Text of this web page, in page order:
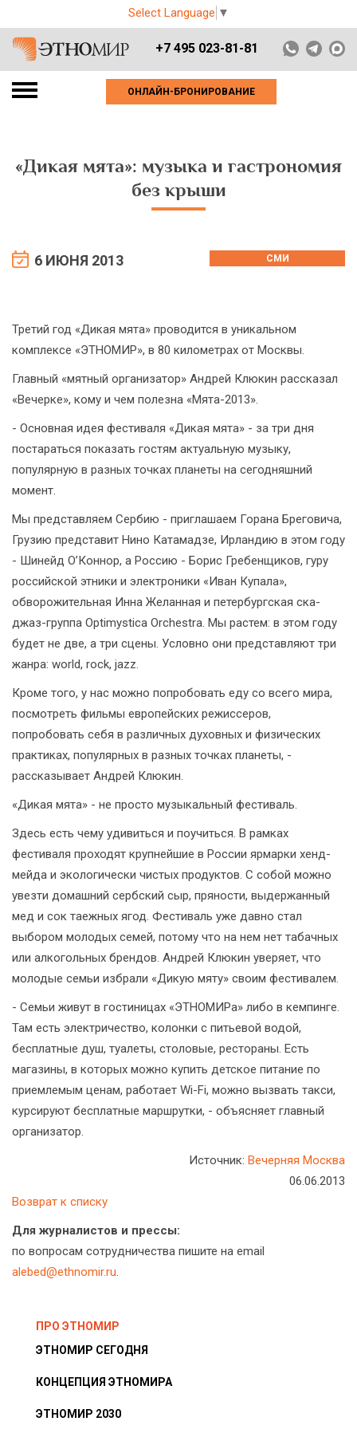
Select Language ▼
+7 495 023-81-81
ОНЛАЙН-БРОНИРОВАНИЕ
«Дикая мята»: музыка и гастрономия
без крыши
6 ИЮНЯ 2013 СМИ
Третий год «Дикая мята» проводится в уникальном
комплексе «ЭТНОМИР», в 80 километрах от Москвы.
Главный «мятный организатор» Андрей Клюкин рассказал
«Вечерке», кому и чем полезна «Мята-2013».
- Основная идея фестиваля «Дикая мята» - за три дня
постараться показать гостям актуальную музыку,
популярную в разных точках планеты на сегодняшний
момент.
Мы представляем Сербию - приглашаем Горана Бреговича,
Грузию представит Нино Катамадзе, Ирландию в этом году
- Шинейд О’Коннор, а Россию - Борис Гребенщиков, гуру
российской этники и электроники «Иван Купала»,
обворожительная Инна Желанная и петербургская ска-
джаз-группа Optimystica Orchestra. Мы растем: в этом году
будет не две, а три сцены. Условно они представляют три
жанра: world, rock, jazz.
Кроме того, у нас можно попробовать еду со всего мира,
посмотреть фильмы европейских режиссеров,
попробовать себя в различных духовных и физических
практиках, популярных в разных точках планеты, -
рассказывает Андрей Клюкин.
«Дикая мята» - не просто музыкальный фестиваль.
Здесь есть чему удивиться и поучиться. В рамках
фестиваля проходят крупнейшие в России ярмарки хенд-
мейда и экологически чистых продуктов. С собой можно
увезти домашний сербский сыр, пряности, выдержанный
мед и сок таежных ягод. Фестиваль уже давно стал
выбором молодых семей, потому что на нем нет табачных
или алкогольных брендов. Андрей Клюкин уверяет, что
молодые семьи избрали «Дикую мяту» своим фестивалем.
- Семьи живут в гостиницах «ЭТНОМИРа» либо в кемпинге.
Там есть электричество, колонки с питьевой водой,
бесплатные душ, туалеты, столовые, рестораны. Есть
магазины, в которых можно купить детское питание по
приемлемым ценам, работает Wi-Fi, можно вызвать такси,
курсируют бесплатные маршрутки, - объясняет главный
организатор.
Источник: Вечерняя Москва
06.06.2013
Возврат к списку
Для журналистов и прессы:
по вопросам сотрудничества пишите на email
alebed@ethnomir.ru.
ПРО ЭТНОМИР
ЭТНОМИР СЕГОДНЯ
КОНЦЕПЦИЯ ЭТНОМИРА
ЭТНОМИР 2030